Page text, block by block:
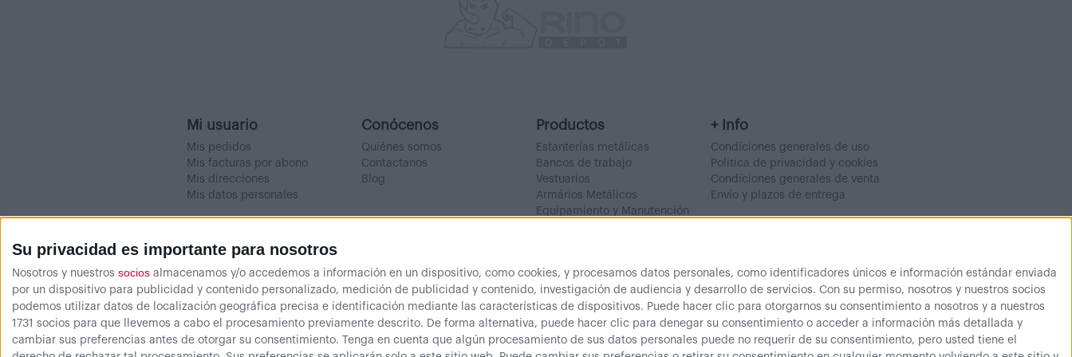
Su privacidad es importante para nosotros
Nosotros y nuestros socios almacenamos y/o accedemos a información en un dispositivo, como cookies, y procesamos datos personales, como identificadores únicos e información estándar enviada
por un dispositivo para publicidad y contenido personalizado, medición de publicidad y contenido, investigación de audiencia y desarrollo de servicios. Con su permiso, nosotros y nuestros socios
podemos utilizar datos de localización geográfica precisa e identificación mediante las características de dispositivos. Puede hacer clic para otorgarnos su consentimiento a nosotros y a nuestros
1731 socios para que llevemos a cabo el procesamiento previamente descrito. De forma alternativa, puede hacer clic para denegar su consentimiento o acceder a información más detallada y
cambiar sus preferencias antes de otorgar su consentimiento.
Tenga en cuenta que algún procesamiento de sus datos personales puede no requerir de su consentimiento, pero usted tiene el
Mi usuario
Mis pedidos
Mis facturas por abono
Mis direcciones
Mis datos personales
Conócenos
Quiénes somos
Contactanos
Blog
Productos
Estanterías metálicas
Bancos de trabajo
Vestuarios
Armários Metálicos
Equipamiento y Manutención
+ Info
Condiciones generales de uso
Politica de privacidad y cookies
Condiciones generales de venta
Envío y plazos de entrega